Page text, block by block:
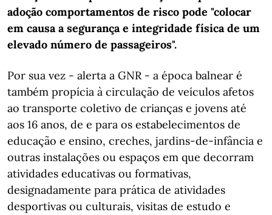
adoção comportamentos de risco pode "colocar
em causa a segurança e integridade física de um
elevado número de passageiros".
Por sua vez - alerta a GNR - a época balnear é
também propícia à circulação de veículos afetos
ao transporte coletivo de crianças e jovens até
aos 16 anos, de e para os estabelecimentos de
educação e ensino, creches, jardins-de-infância e
outras instalações ou espaços em que decorram
atividades educativas ou formativas,
designadamente para prática de atividades
desportivas ou culturais, visitas de estudo e